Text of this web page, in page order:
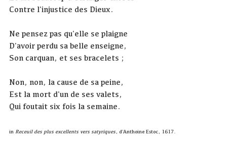
Contre l'injustice des Dieux.
Ne pensez pas qu'elle se plaigne
D'avoir perdu sa belle enseigne,
Son carquan, et ses bracelets ;
Non, non, la cause de sa peine,
Est la mort d'un de ses valets,
Qui foutait six fois la semaine.
in Receuil des plus excellents vers satyriques , d'Anthoine Estoc, 1617.